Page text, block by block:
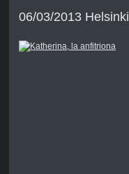
06/03/2013 Helsinki